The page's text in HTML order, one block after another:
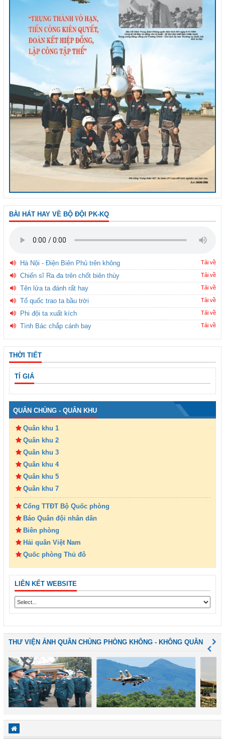
BÀI HÁT HAY VỀ BỘ ĐỘI PK-KQ
Hà Nội - Điện Biên Phủ trên không Tải về
Chiến sĩ Ra đa trên chốt biên thùy Tải về
Tên lửa ta đánh rất hay Tải về
Tổ quốc trao ta bầu trời Tải về
Phi đội ta xuất kích Tải về
Tình Bác chắp cánh bay Tải về
THỜI TIẾT
TỈ GIÁ
QUÂN CHỦNG - QUÂN KHU
Quân khu 1
Quân khu 2
Quân khu 3
Quân khu 4
Quân khu 5
Quân khu 7
Cổng TTĐT Bộ Quốc phòng
Báo Quân đội nhân dân
Biên phòng
Hải quân Việt Nam
Quốc phòng Thủ đô
LIÊN KẾT WEBSITE
THƯ VIỆN ẢNH QUÂN CHỦNG PHÒNG KHÔNG - KHÔNG QUÂN